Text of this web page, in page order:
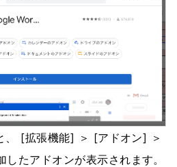
、 [拡張機能] ＞ [アドオン] ＞
たアドオンが表示されます。